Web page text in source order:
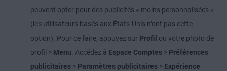
peuvent opter pour des publicités « moins personnalisées »
(les utilisateurs basés aux États-Unis n’ont pas cette
option). Pour ce faire, appuyez sur Profil ou votre photo de
profil > Menu . Accédez à Espace Comptes > Préférences
publicitaires > Paramètres publicitaires > Expérience